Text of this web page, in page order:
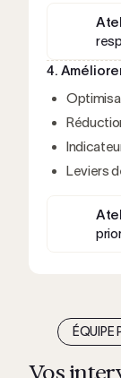
4.
Leviers
ÉQUIPE
Vos